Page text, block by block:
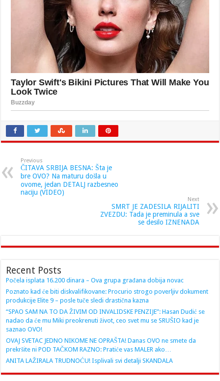
Previous
ČITAVA SRBIJA BESNA: Šta je
bre OVO? Na maturu došla u
ovome, jedan DETALJ razbesneo
naciju (VIDEO)
Next
SMRT JE ZADESILA RIJALITI
ZVEZDU: Tada je preminula a sve
se desilo IZNENADA
Recent Posts
Počela isplata 16.200 dinara – Ova grupa građana dobija novac
Poznato kad će biti diskvalifikovane: Procurio strogo poverljiv dokument
produkcije Elite 9 – posle tuče sledi drastična kazna
“SPAO SAM NA TO DA ŽIVIM OD INVALIDSKE PENZIJE”: Hasan Dudić se
nadao da će mu Miki preokrenuti život, ceo svet mu se SRUŠIO kad je
saznao OVO!
OVAJ SVETAC JEDNO NIKOME NE OPRAŠTA! Danas OVO ne smete da
prekršite ni POD TAČKOM RAZNO: Pratiće vas MALER ako…
ANITA LAŽIRALA TRUDNOĆU! Isplivali svi detalji SKANDALA